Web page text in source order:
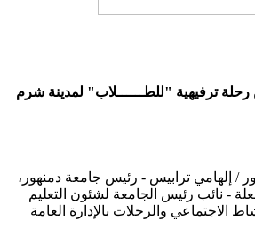
ترفيهية "للطــــــلاب" لمدينة شرم
/ إلهامي ترابيس - رئيس جامعة دمنهور،
- نائب رئيس الجامعة لشئون التعليم
الاجتماعي والرحلات بالإدارة العامة